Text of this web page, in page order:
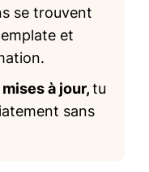
se trouvent
et
mises à jour,tu
sans